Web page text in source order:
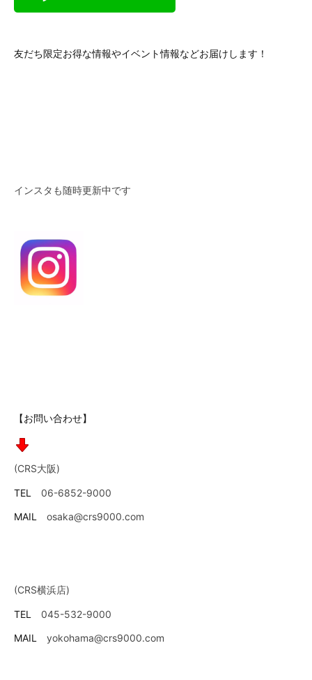
友だち限定お得な情報やイベント情報などお届けします！
インスタも随時更新中です
【お問い合わせ】
(CRS大阪)
TEL 06-6852-9000
MAIL osaka@crs9000.com
(CRS横浜店)
TEL 045-532-9000
MAIL yokohama@crs9000.com